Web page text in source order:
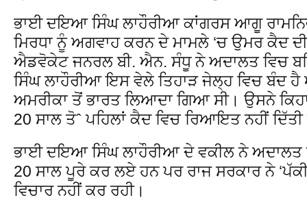
ਭਾਈ ਦਇਆ ਸਿੰਘ ਲਾਹੌਰੀਆ ਕਾਂਗਰਸ ਆਗੂ
ਮਿਰਧਾ ਨੂੰ ਅਗਵਾਹ ਕਰਨ ਦੇ ਮਾਮਲੇ ‘ਚ ਉਮਰ ਕੈਦ
ਐਡਵੋਕੇਟ ਜਨਰਲ ਬੀ. ਐਨ. ਸੰਧੂ ਨੇ ਅਦਾਲਤ ਵਿਚ
ਸਿੰਘ ਲਾਹੌਰੀਆ ਇਸ ਵੇਲੇ ਤਿਹਾੜ ਜੇਲ੍ਹ ਵਿਚ ਬੰਦ ਹੈ
ਅਮਰੀਕਾ ਤੋਂ ਭਾਰਤ ਲਿਆਦਾ ਗਿਆ ਸੀ। ਉਸਨੇ
20 ਸਾਲ ਤੋˆ ਪਹਿਲਾਂ ਕੈਦ ਵਿਚ ਰਿਆਇਤ ਨਹੀਂ
ਭਾਈ ਦਇਆ ਸਿੰਘ ਲਾਹੌਰੀਆ ਦੇ ਵਕੀਲ ਨੇ ਅਦਾਲਤ
20 ਸਾਲ ਪੂਰੇ ਕਰ ਲਏ ਹਨ ਪਰ ਰਾਜ ਸਰਕਾਰ ਨੇ
ਵਿਚਾਰ ਨਹੀਂ ਕਰ ਰਹੀ।